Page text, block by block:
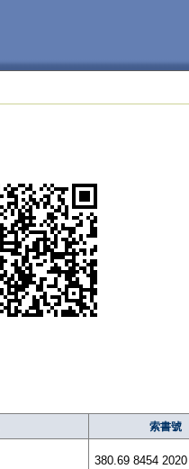
索書號
380.69 8454 2020